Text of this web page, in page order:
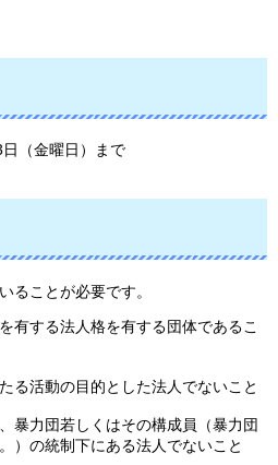
（金曜日）まで
ることが必要です。
有する法人格を有する団体であるこ
る活動の目的とした法人でないこと
暴力団若しくはその構成員（暴力団
）の統制下にある法人でないこと